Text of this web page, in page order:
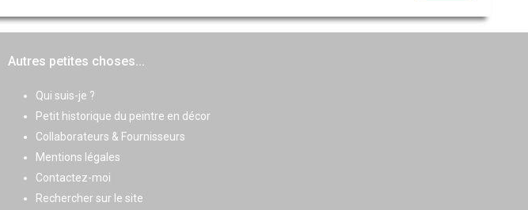
Autres petites choses...
Qui suis-je ?
Petit historique du peintre en décor
Collaborateurs & Fournisseurs
Mentions légales
Contactez-moi
Rechercher sur le site